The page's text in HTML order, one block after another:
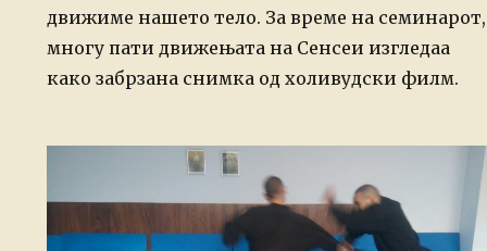
движиме нашето тело. За време на семинарот,
многу пати движењата на Сенсеи изгледаа
како забрзана снимка од холивудски филм.